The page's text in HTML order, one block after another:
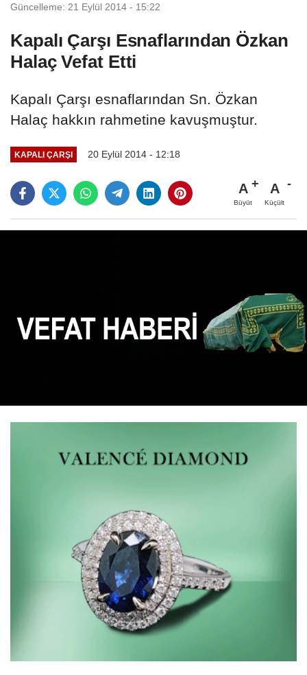
Güncelleme: 21 Eylül 2014 - 15:22
Kapalı Çarşı Esnaflarından Özkan
Halaç Vefat Etti
Kapalı Çarşı esnaflarından Sn. Özkan
Halaç hakkın rahmetine kavuşmuştur.
KAPALI ÇARŞI 20 Eylül 2014 - 12:18
A
Büyüt
A
Küçült